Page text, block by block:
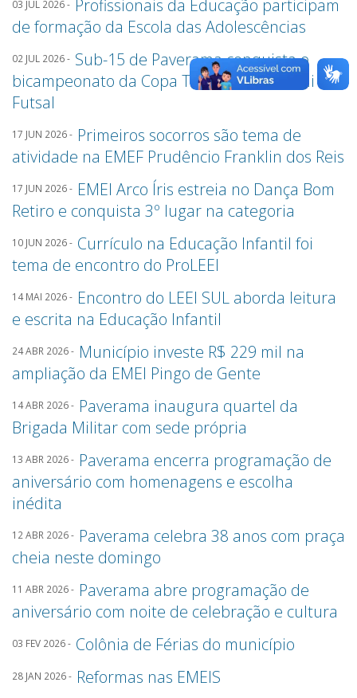
03 JUL 2026 - Profissionais da Educação participam
de formação da Escola das Adolescências
02 JUL 2026 - Sub-15 de Paverama conquista o
bicampeonato da Copa Transcitrus Sicredi de
Futsal
17 JUN 2026 - Primeiros socorros são tema de
atividade na EMEF Prudêncio Franklin dos Reis
17 JUN 2026 - EMEI Arco Íris estreia no Dança Bom
Retiro e conquista 3º lugar na categoria
10 JUN 2026 - Currículo na Educação Infantil foi
tema de encontro do ProLEEI
14 MAI 2026 - Encontro do LEEI SUL aborda leitura
e escrita na Educação Infantil
24 ABR 2026 - Município investe R$ 229 mil na
ampliação da EMEI Pingo de Gente
14 ABR 2026 - Paverama inaugura quartel da
Brigada Militar com sede própria
13 ABR 2026 - Paverama encerra programação de
aniversário com homenagens e escolha
inédita
12 ABR 2026 - Paverama celebra 38 anos com praça
cheia neste domingo
11 ABR 2026 - Paverama abre programação de
aniversário com noite de celebração e cultura
03 FEV 2026 - Colônia de Férias do município
28 JAN 2026 - Reformas nas EMEIS